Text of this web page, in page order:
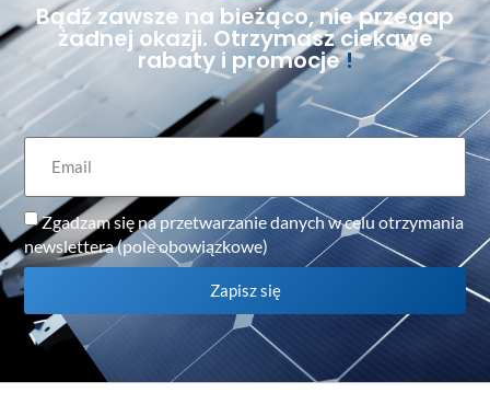
Bądź zawsze na bieżąco, nie przegap
żadnej okazji. Otrzymasz ciekawe
rabaty i promocje!
Zgadzam się na przetwarzanie danych w celu otrzymania
newslettera (pole obowiązkowe)
Zapisz się